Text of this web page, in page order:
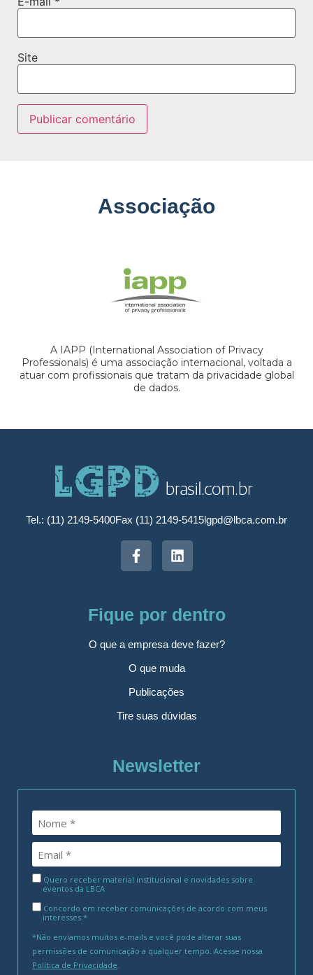
Site
Associação
A IAPP (International Association of Privacy
Professionals) é uma associação internacional, voltada a
atuar com profissionais que tratam da privacidade global
de dados.
Tel.: (11) 2149-5400Fax (11) 2149-5415lgpd@lbca.com.br
Fique por dentro
O que a empresa deve fazer?
O que muda
Publicações
Tire suas dúvidas
Newsletter
Quero receber material institucional e novidades sobre
eventos da LBCA
Concordo em receber comunicações de acordo com meus
interesses.*
*Não enviamos muitos e-mails e você pode alterar suas
permissões de comunicação a qualquer tempo. Acesse nossa
Política de Privacidade